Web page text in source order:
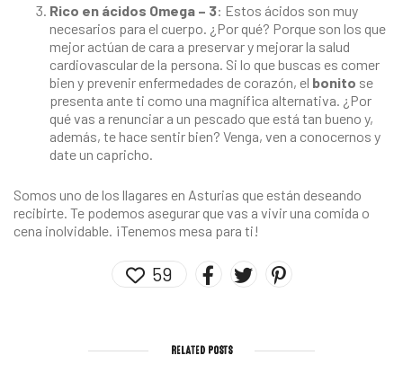
Rico en ácidos Omega – 3: Estos ácidos son muy
necesarios para el cuerpo. ¿Por qué? Porque son los que
mejor actúan de cara a preservar y mejorar la salud
cardiovascular de la persona. Si lo que buscas es comer
bien y prevenir enfermedades de corazón, el bonito se
presenta ante ti como una magnífica alternativa. ¿Por
qué vas a renunciar a un pescado que está tan bueno y,
además, te hace sentir bien? Venga, ven a conocernos y
date un capricho.
Somos uno de los llagares en Asturias que están deseando
recibirte. Te podemos asegurar que vas a vivir una comida o
cena inolvidable. ¡Tenemos mesa para ti!
59
RELATED POSTS